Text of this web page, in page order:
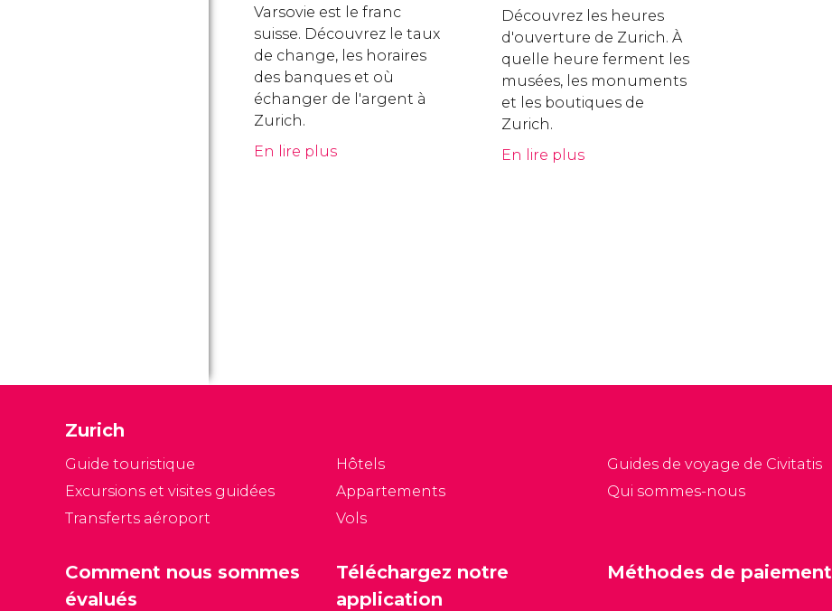
Varsovie est le franc
suisse. Découvrez le taux
de change, les horaires
des banques et où
échanger de l'argent à
Zurich.
En lire plus
Découvrez les heures
d'ouverture de Zurich. À
quelle heure ferment les
musées, les monuments
et les boutiques de
Zurich.
En lire plus
Zurich
Guide touristique
Excursions et visites guidées
Transferts aéroport
Hôtels
Appartements
Vols
Guides de voyage de Civitatis
Qui sommes-nous
Comment nous sommes
évalués
Téléchargez notre
application
Méthodes de paiement